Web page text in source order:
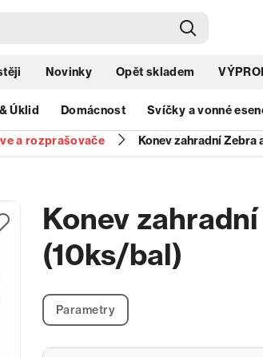
Novinky Opět skladem
Úklid Domácnost Svíčky a vonné
a rozprašovače Konev zahradní
Konev
(10ks/bal)
Parametry